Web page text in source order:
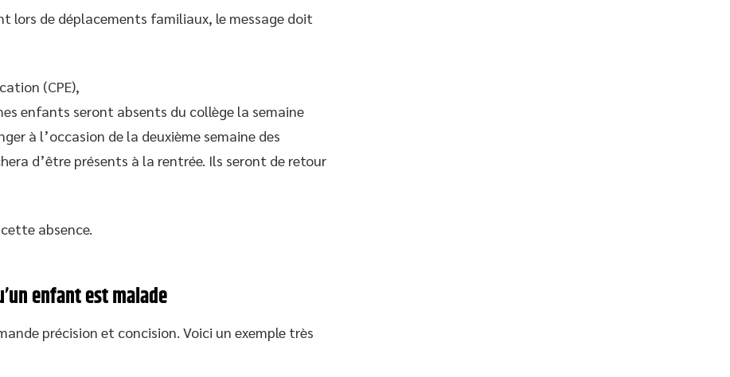
lors de déplacements familiaux, le message doit
(CPE),
enfants seront absents du collège la semaine
à l’occasion de la deuxième semaine des
d’être présents à la rentrée. Ils seront de retour
absence.
enfant est malade
précision et concision. Voici un exemple très